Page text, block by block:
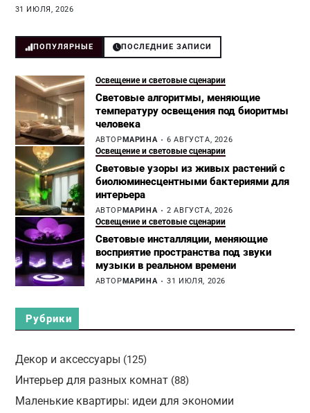
31 ИЮЛЯ, 2026
ПОПУЛЯРНЫЕ ПОСЛЕДНИЕ ЗАПИСИ
Освещение и световые сценарии
Световые алгоритмы, меняющие
температуру освещения под биоритмы
человека
АВТОРМАРИНА 6 АВГУСТА, 2026
Освещение и световые сценарии
Световые узоры из живых растений с
биолюминесцентными бактериями для
интерьера
АВТОРМАРИНА 2 АВГУСТА, 2026
Освещение и световые сценарии
Световые инсталляции, меняющие
восприятие пространства под звуки
музыки в реальном времени
АВТОРМАРИНА 31 ИЮЛЯ, 2026
Рубрики
Декор и аксессуары (125)
Интерьер для разных комнат(88)
Маленькие квартиры: идеи для экономии